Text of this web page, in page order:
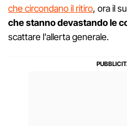
che circondano il ritiro, ora il
che stanno devastando le
scattare l'allerta generale.